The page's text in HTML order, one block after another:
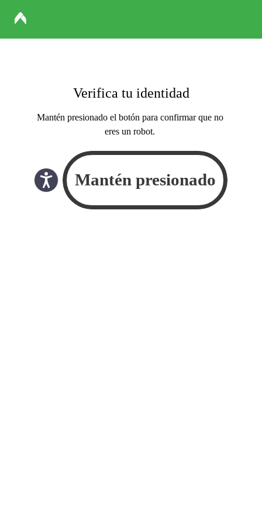
Verifica tu identidad
Mantén presionado el botón para confirmar que no
eres un robot.